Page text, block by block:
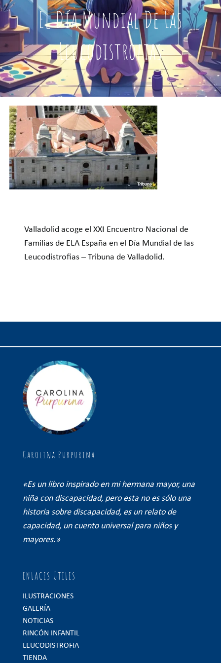
TIENDA
AUTORAS
CAPÍTULOS
GIRA
El Día Mundial De Las
Leucodistrofias
Valladolid acoge el XXI Encuentro Nacional de
Familias de ELA España en el Día Mundial de las
Leucodistrofias – Tribuna de Valladolid.
Carolina Purpurina
«Es un libro inspirado en mi hermana mayor, una
niña con discapacidad, pero esta no es sólo una
historia sobre discapacidad, es un relato de
capacidad, un cuento universal para niños y
mayores.»
ENLACES ÚTILES
ILUSTRACIONES
GALERÍA
NOTICIAS
RINCÓN INFANTIL
LEUCODISTROFIA
TIENDA